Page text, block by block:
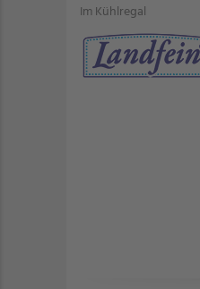
Im Kühlregal